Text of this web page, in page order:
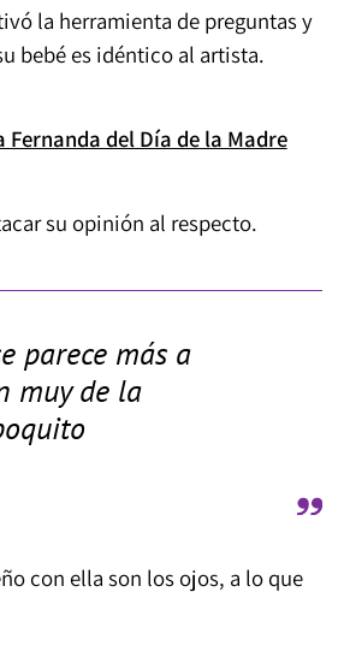
la herramienta de preguntas y
bebé es idéntico al artista.
del Día de la Madre
su opinión al respecto.
parece más a
muy de la
con ella son los ojos, a lo que